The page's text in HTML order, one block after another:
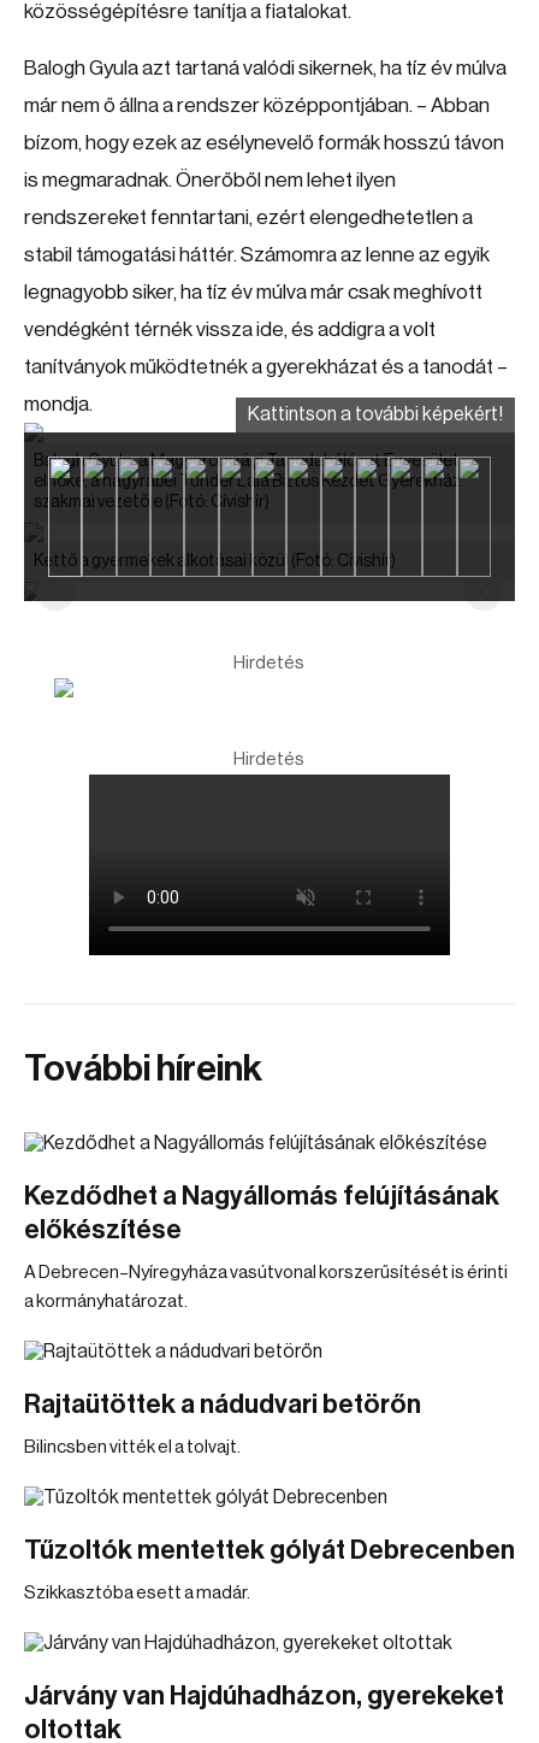
közösségépítésre tanítja a fiatalokat.
Balogh Gyula azt tartaná valódi sikernek, ha tíz év múlva
már nem ő állna a rendszer középpontjában. – Abban
bízom, hogy ezek az esélynevelő formák hosszú távon
is megmaradnak. Önerőből nem lehet ilyen
rendszereket fenntartani, ezért elengedhetetlen a
stabil támogatási háttér. Számomra az lenne az egyik
legnagyobb siker, ha tíz év múlva már csak meghívott
vendégként térnék vissza ide, és addigra a volt
tanítványok működtetnék a gyerekházat és a tanodát –
mondja.
Balogh Gyula, a Magyarországi Tanodahálózat Egyesület
elnöke, a nagyrábéi Tündér Lala Biztos Kezdet Gyerekház
szakmai vezetője (Fotó: Cívishír)
Kettő a gyermekek alkotásai közül (Fotó: Cívishír)
Kattintson a további képekért!
Hirdetés
Hirdetés
További híreink
Kezdődhet a Nagyállomás felújításának
előkészítése
A Debrecen–Nyíregyháza vasútvonal korszerűsítését is érinti
a kormányhatározat.
Rajtaütöttek a nádudvari betörőn
Bilincsben vitték el a tolvajt.
Tűzoltók mentettek gólyát Debrecenben
Szikkasztóba esett a madár.
Járvány van Hajdúhadházon, gyerekeket
oltottak